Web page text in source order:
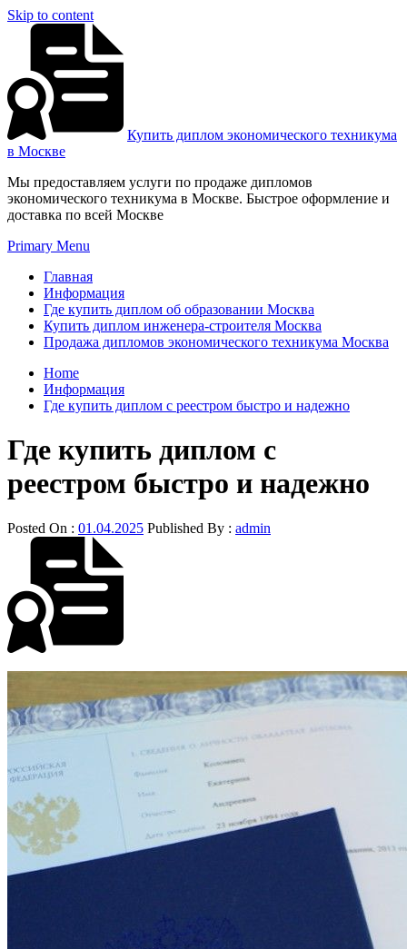
Skip to content
Купить диплом экономического техникума
в Москве
Мы предоставляем услуги по продаже дипломов
экономического техникума в Москве. Быстрое оформление и
доставка по всей Москве
Primary Menu
Главная
Информация
Где купить диплом об образовании Москва
Купить диплом инженера-строителя Москва
Продажа дипломов экономического техникума Москва
Home
Информация
Где купить диплом с реестром быстро и надежно
Где купить диплом с
реестром быстро и надежно
Posted On : 01.04.2025 Published By : admin